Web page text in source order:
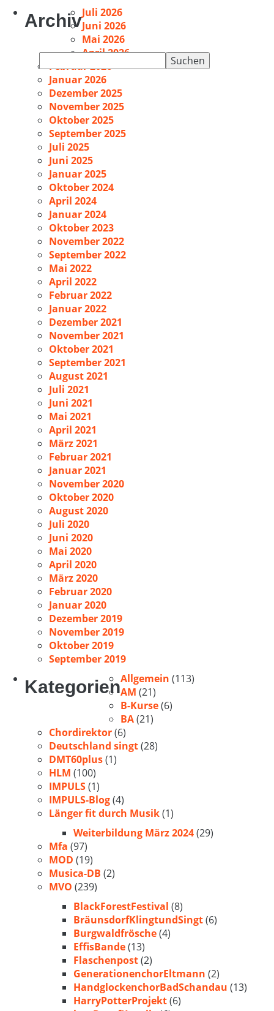
nach:
ArchivJuli 2026
Juni 2026
Mai 2026
April 2026
Februar 2026
Januar 2026
Dezember 2025
November 2025
Oktober 2025
September 2025
Juli 2025
Juni 2025
Januar 2025
Oktober 2024
April 2024
Januar 2024
Oktober 2023
November 2022
September 2022
Mai 2022
April 2022
Februar 2022
Januar 2022
Dezember 2021
November 2021
Oktober 2021
September 2021
August 2021
Juli 2021
Juni 2021
Mai 2021
April 2021
März 2021
Februar 2021
Januar 2021
November 2020
Oktober 2020
August 2020
Juli 2020
Juni 2020
Mai 2020
April 2020
März 2020
Februar 2020
Januar 2020
Dezember 2019
November 2019
Oktober 2019
September 2019
KategorienAllgemein (113)
AM (21)
B-Kurse(6)
BA(21)
Chordirektor(6)
Deutschland singt(28)
DMT60plus(1)
HLM (100)
IMPULS(1)
IMPULS-Blog(4)
Länger fit durch Musik(1)
Weiterbildung März 2024(29)
Mfa (97)
MOD (19)
Musica-DB (2)
MVO (239)
BlackForestFestival (8)
BräunsdorfKlingtundSingt(6)
Burgwaldfrösche(4)
EffisBande(13)
Flaschenpost(2)
GenerationenchorEltmann (2)
HandglockenchorBadSchandau (13)
HarryPotterProjekt(6)